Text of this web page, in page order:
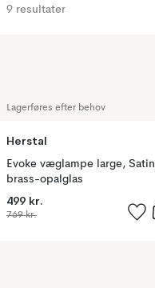
9 resultater
Lagerføres efter behov
Herstal
Evoke væglampe large, Satin
brass-opalglas
499 kr.
769 kr.